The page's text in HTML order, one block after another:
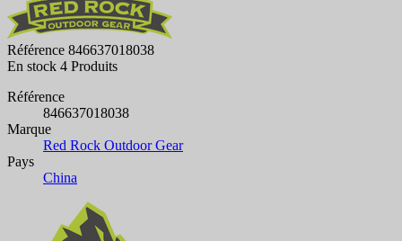
Référence 846637018038
En stock 4 Produits
Référence
846637018038
Marque
Red Rock Outdoor Gear
Pays
China